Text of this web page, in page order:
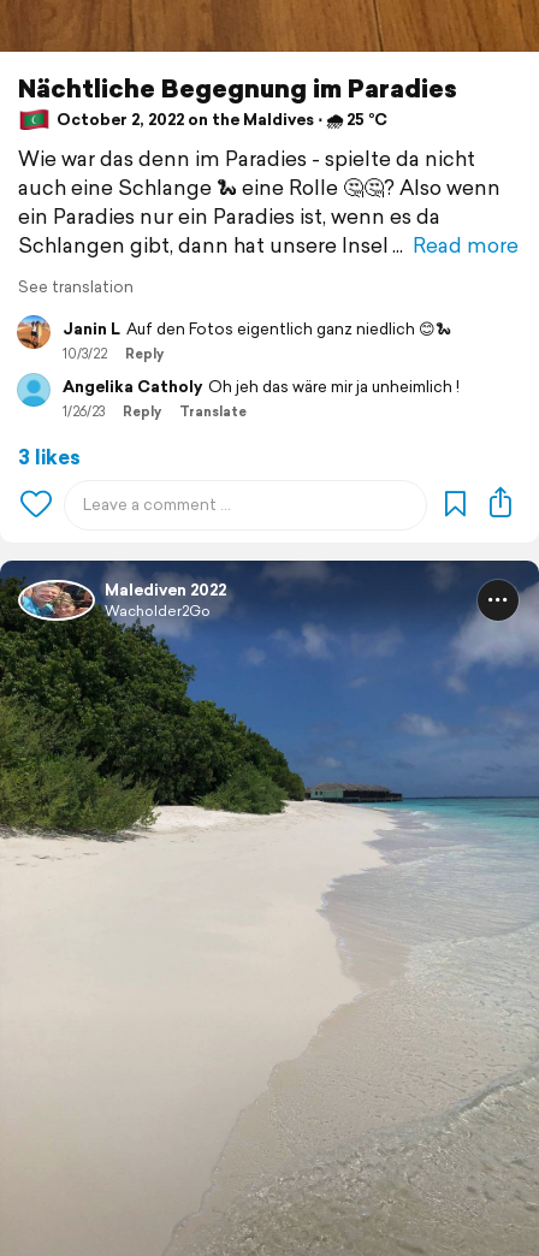
Nächtliche Begegnung im Paradies
October 2, 2022 on the Maldives ⋅ 🌧 25 °C
Wie war das denn im Paradies - spielte da nicht
auch eine Schlange 🐍 eine Rolle 🤔🤔? Also wenn
ein Paradies nur ein Paradies ist, wenn es da
Schlangen gibt, dann hat unsere Insel
Read more
See translation
Janin L Auf den Fotos eigentlich ganz niedlich 😊🐍
10/3/22 Reply
Angelika Catholy Oh jeh das wäre mir ja unheimlich !
1/26/23 Reply Translate
3 likes
Malediven 2022
Wacholder2Go